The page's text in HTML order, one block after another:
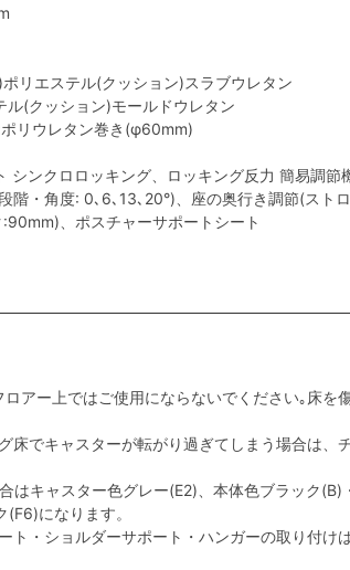
リエステル(クッション)スラブウレタン
(クッション)モールドウレタン
リウレタン巻き(φ60mm)
ンクロロッキング、ロッキング反力 簡易調節
階・角度: 0､6､13､20°)、座の奥行き調節(スト
、ポスチャーサポートシート
アー上ではご使用にならないでください｡床を
床でキャスターが転がり過ぎてしまう場合は、
はキャスター色グレー(E2)、本体色ブラック(B)
になります。
ト・ショルダーサポート・ハンガーの取り付け